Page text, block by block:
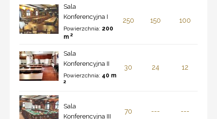
Sala
Konferencyjna I
Powierzchnia: 200
m 2
250 150 100
Sala
Konferencyjna II
Powierzchnia: 40 m
2
30 24 12
Sala
Konferencyjna III
70 --- ---